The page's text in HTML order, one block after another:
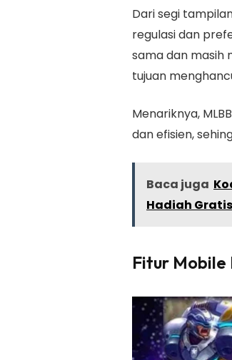
Dari segi
regulasi dan
sama dan masih
tujuan
Menariknya,
dan efisien,
Baca juga
Hadiah
Fitur Mobile